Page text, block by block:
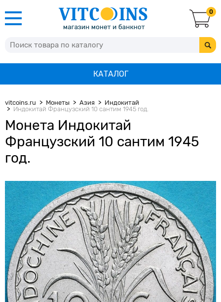
0
КАТАЛОГ
vitcoins.ru Монеты Азия
Индокитай
Индокитай Французский 10 сантим 1945 год.
Монета Индокитай
Французский 10 сантим 1945
год.